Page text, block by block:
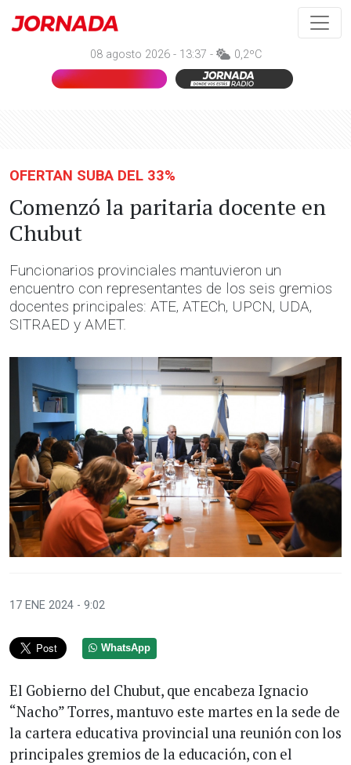
08 agosto 2026 - 13:37 - 0,2ºC
OFERTAN SUBA DEL 33%
Comenzó la paritaria docente en
Chubut
Funcionarios provinciales mantuvieron un
encuentro con representantes de los seis gremios
docentes principales: ATE, ATECh, UPCN, UDA,
SITRAED y AMET.
17 ENE 2024 - 9:02
WhatsApp
El Gobierno del Chubut, que encabeza Ignacio
“Nacho” Torres, mantuvo este martes en la sede de
la cartera educativa provincial una reunión con los
principales gremios de la educación, con el